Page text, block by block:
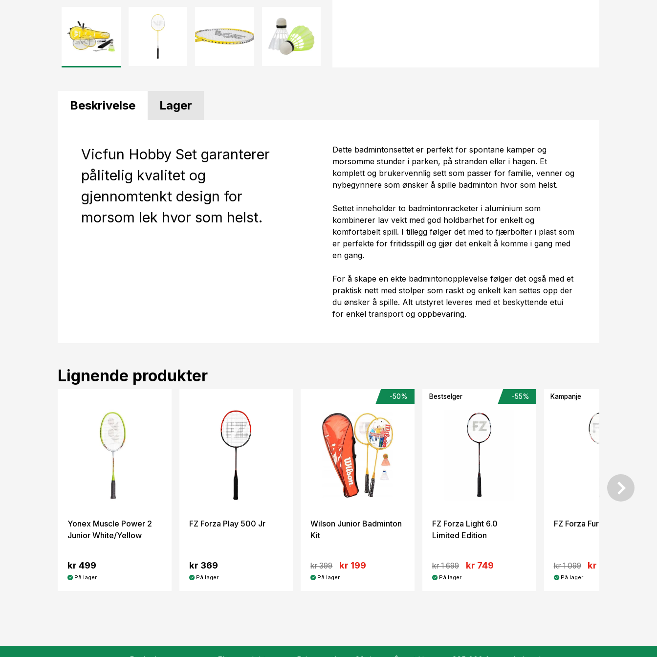
Beskrivelse Lager
Vicfun Hobby Set garanterer
pålitelig kvalitet og
gjennomtenkt design for
morsom lek hvor som helst.
Dette badmintonsettet er perfekt for spontane kamper og
morsomme stunder i parken, på stranden eller i hagen. Et
komplett og brukervennlig sett som passer for familie, venner og
nybegynnere som ønsker å spille badminton hvor som helst.
Settet inneholder to badmintonracketer i aluminium som
kombinerer lav vekt med god holdbarhet for enkelt og
komfortabelt spill. I tillegg følger det med to fjærbolter i plast som
er perfekte for fritidsspill og gjør det enkelt å komme i gang med
en gang.
For å skape en ekte badmintonopplevelse følger det også med et
praktisk nett med stolper som raskt og enkelt kan settes opp der
du ønsker å spille. Alt utstyret leveres med et beskyttende etui
for enkel transport og oppbevaring.
Lignende produkter
Yonex Muscle Power 2
Junior White/Yellow
kr 499
På lager
FZ Forza Play 500 Jr
kr 369
På lager
-50%
Wilson Junior Badminton
Kit
kr 399 kr 199
På lager
Bestselger -55%
FZ Forza Light 6.0
Limited Edition
kr 1 699 kr 749
På lager
Kampanje
FZ Forza Furious X LTD
kr 1 099 kr 649
På lager